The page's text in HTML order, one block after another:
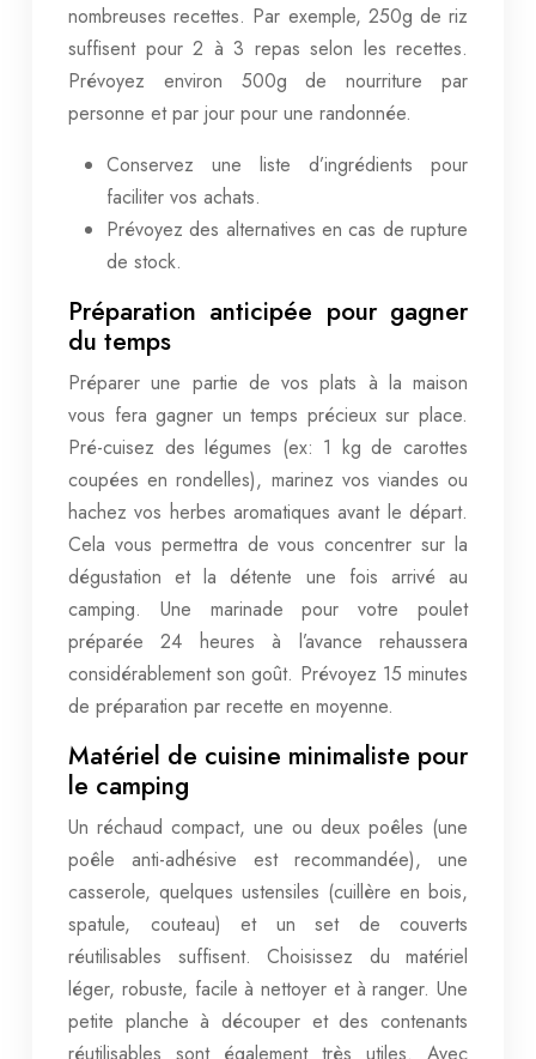
nombreuses recettes. Par exemple, 250g de riz
suffisent pour 2 à 3 repas selon les recettes.
Prévoyez environ 500g de nourriture par
personne et par jour pour une randonnée.
Conservez une liste d’ingrédients pour
faciliter vos achats.
Prévoyez des alternatives en cas de rupture
de stock.
Préparation anticipée pour gagner
du temps
Préparer une partie de vos plats à la maison
vous fera gagner un temps précieux sur place.
Pré-cuisez des légumes (ex: 1 kg de carottes
coupées en rondelles), marinez vos viandes ou
hachez vos herbes aromatiques avant le départ.
Cela vous permettra de vous concentrer sur la
dégustation et la détente une fois arrivé au
camping. Une marinade pour votre poulet
préparée 24 heures à l’avance rehaussera
considérablement son goût. Prévoyez 15 minutes
de préparation par recette en moyenne.
Matériel de cuisine minimaliste pour
le camping
Un réchaud compact, une ou deux poêles (une
poêle anti-adhésive est recommandée), une
casserole, quelques ustensiles (cuillère en bois,
spatule, couteau) et un set de couverts
réutilisables suffisent. Choisissez du matériel
léger, robuste, facile à nettoyer et à ranger. Une
petite planche à découper et des contenants